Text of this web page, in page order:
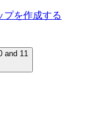
プを作成する
and 11